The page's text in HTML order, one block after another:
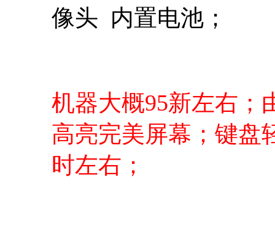
像头 内置电池；
机器大概95新左右；
高亮完美屏幕；键盘
时左右；